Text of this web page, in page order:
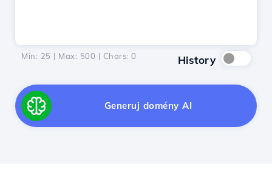
Min: 25 | Max: 500 | Chars: 0 History
Generuj domény AI